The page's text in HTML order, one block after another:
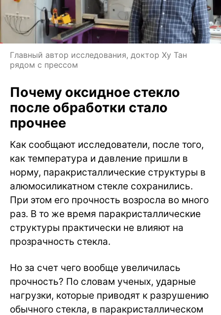
Главный автор исследования, доктор Ху Тан
рядом с прессом
Почему оксидное стекло
после обработки стало
прочнее
Как сообщают исследователи, после того,
как температура и давление пришли в
норму, паракристаллические структуры в
алюмосиликатном стекле сохранились.
При этом его прочность возросла во много
раз. В то же время паракристаллические
структуры практически не влияют на
прозрачность стекла.
Но за счет чего вообще увеличилась
прочность? По словам ученых, ударные
нагрузки, которые приводят к разрушению
обычного стекла, в паракристаллическом